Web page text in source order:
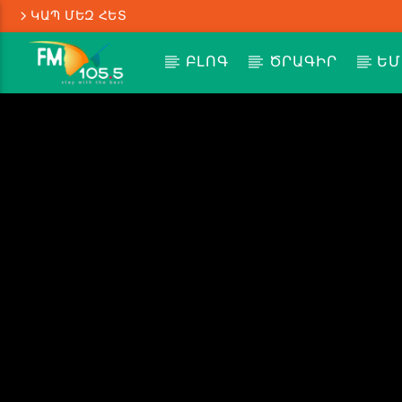
ԿԱՊ ՄԵԶ ՀԵՏ
ԲԼՈԳ ԾՐԱԳԻՐ